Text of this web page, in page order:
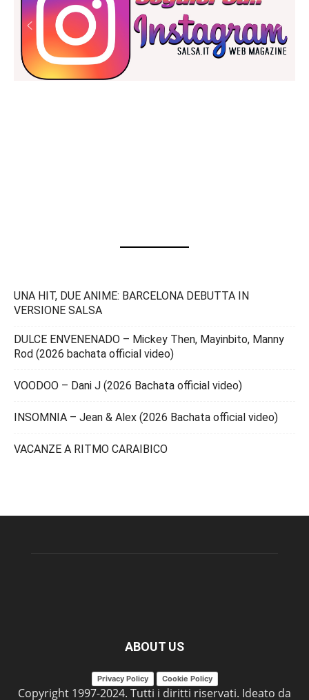
UNA HIT, DUE ANIME: BARCELONA DEBUTTA IN
VERSIONE SALSA
DULCE ENVENENADO – Mickey Then, Mayinbito, Manny
Rod (2026 bachata official video)
VOODOO – Dani J (2026 Bachata official video)
INSOMNIA – Jean & Alex (2026 Bachata official video)
VACANZE A RITMO CARAIBICO
ABOUT US
Privacy Policy Cookie Policy
Copyright 1997-2024. Tutti i diritti riservati. Ideato da